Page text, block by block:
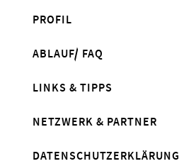
PROFIL
ABLAUF/ FAQ
LINKS & TIPPS
NETZWERK & PARTNER
DATENSCHUTZERKLÄRUNG